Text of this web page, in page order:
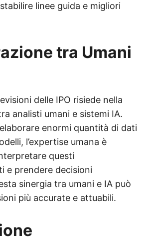
linee guida e migliori
tra Umani
delle IPO risiede nella
analisti umani e sistemi IA.
enormi quantità di dati
l’expertise umana è
questi
e prendere decisioni
sinergia tra umani e IA può
più accurate e attuabili.